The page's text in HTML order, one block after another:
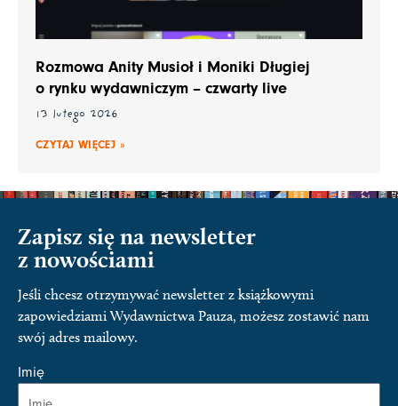
Rozmowa Anity Musioł i Moniki Długiej
o rynku wydawniczym – czwarty live
13 lutego 2026
CZYTAJ WIĘCEJ »
Zapisz się na newsletter
z nowościami
Jeśli chcesz otrzymywać newsletter z książkowymi
zapowiedziami Wydawnictwa Pauza, możesz zostawić nam
swój adres mailowy.
Imię